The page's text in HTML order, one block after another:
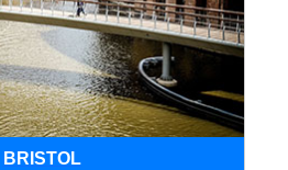
BRISTOL